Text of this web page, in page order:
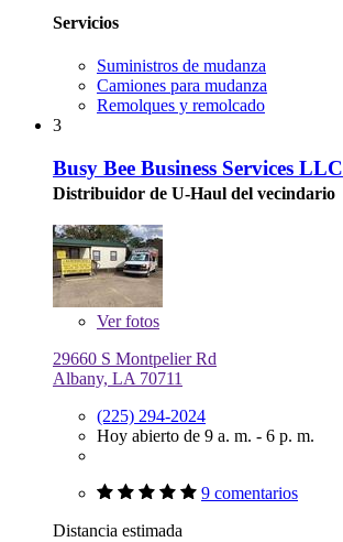
Servicios
Suministros de mudanza
Camiones para mudanza
Remolques y remolcado
3
Busy Bee Business Services LLC
Distribuidor de U-Haul del vecindario
Verfotos
29660 S Montpelier Rd
Albany, LA 70711
(225) 294-2024
Hoy abierto de 9 a. m. - 6 p. m.
9 comentarios
Distancia estimada